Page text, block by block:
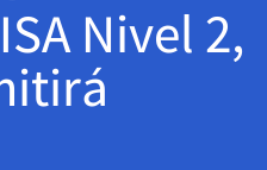
Nivel 2,